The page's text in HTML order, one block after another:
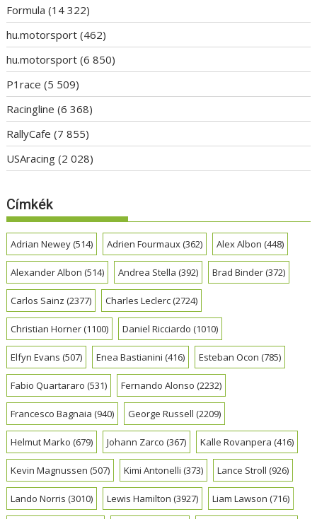
Formula (14 322)
hu.motorsport (462)
hu.motorsport (6 850)
P1race (5 509)
Racingline (6 368)
RallyCafe (7 855)
USAracing (2 028)
Címkék
Adrian Newey(514) Adrien Fourmaux(362) Alex Albon (448)
Alexander Albon (514) Andrea Stella (392) Brad Binder(372)
Carlos Sainz (2377) Charles Leclerc(2724)
Christian Horner(1100) Daniel Ricciardo (1010)
Elfyn Evans (507) Enea Bastianini (416) Esteban Ocon (785)
Fabio Quartararo (531) Fernando Alonso (2232)
Francesco Bagnaia (940) George Russell (2209)
Helmut Marko (679) Johann Zarco (367) Kalle Rovanpera (416)
Kevin Magnussen (507) Kimi Antonelli (373) Lance Stroll (926)
Lando Norris (3010) Lewis Hamilton (3927) Liam Lawson (716)